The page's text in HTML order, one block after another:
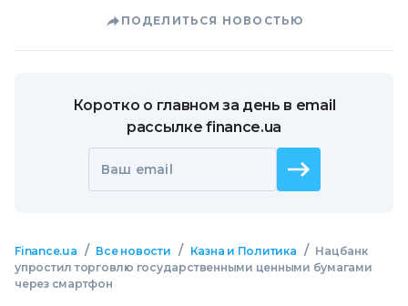
ПОДЕЛИТЬСЯ НОВОСТЬЮ
Коротко о главном за день в email
рассылке finance.ua
Ваш email
Finance.ua / Все новости / Казна и Политика / Нацбанк
упростил торговлю государственными ценными бумагами
через смартфон